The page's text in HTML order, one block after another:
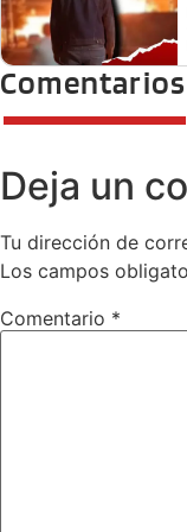
Comentarios
Deja un
Tu dirección de
Los campos
Comentario *